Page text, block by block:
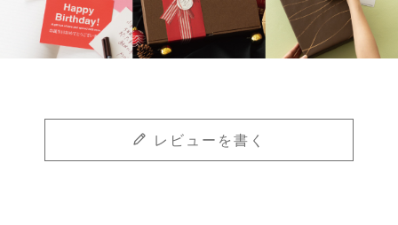
レビューを書く